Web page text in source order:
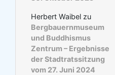
Herbert Waibel zu
Bergbauernmuseum
und Buddhismus
Zentrum – Ergebnisse
der Stadtratssitzung
vom 27. Juni 2024